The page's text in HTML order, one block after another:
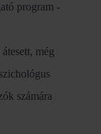
program -
még
számára